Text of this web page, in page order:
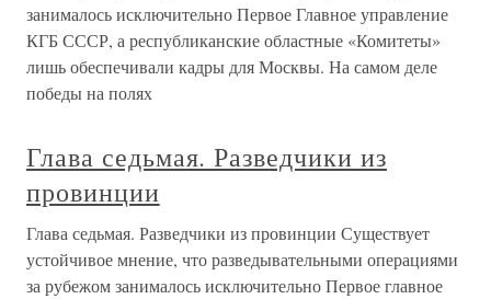
занималось исключительно Первое Главное управление
КГБ СССР, а республиканские областные «Комитеты»
лишь обеспечивали кадры для Москвы. На самом деле
победы на полях
Глава седьмая. Разведчики из
провинции
Глава седьмая. Разведчики из провинции Существует
устойчивое мнение, что разведывательными операциями
за рубежом занималось исключительно Первое главное